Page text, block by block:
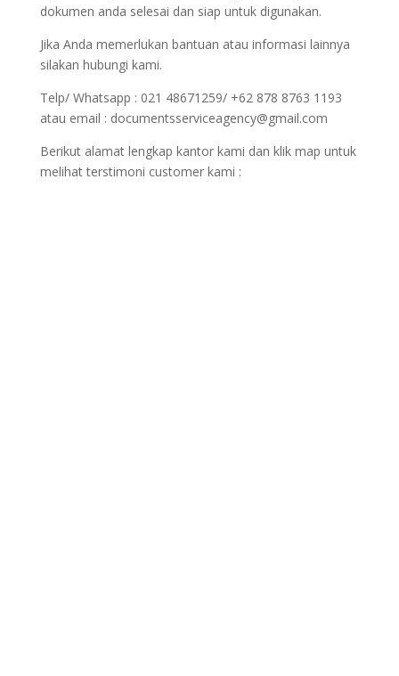
dokumen anda selesai dan siap untuk digunakan.
Jika Anda memerlukan bantuan atau informasi lainnya
silakan hubungi kami.
Telp/ Whatsapp : 021 48671259/ +62 878 8763 1193
atau email : documentsserviceagency@gmail.com
Berikut alamat lengkap kantor kami dan klik map untuk
melihat terstimoni customer kami :